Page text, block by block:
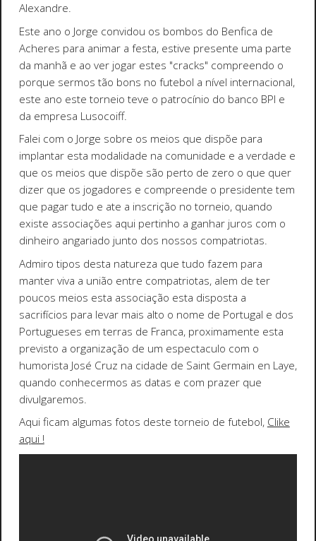
Alexandre.
Este ano o Jorge convidou os bombos do Benfica de
Acheres para animar a festa, estive presente uma parte
da manhã e ao ver jogar estes "cracks" compreendo o
porque sermos tão bons no futebol a nível internacional,
este ano este torneio teve o patrocínio do banco BPI e
da empresa Lusocoiff.
Falei com o Jorge sobre os meios que dispõe para
implantar esta modalidade na comunidade e a verdade e
que os meios que dispõe são perto de zero o que quer
dizer que os jogadores e compreende o presidente tem
que pagar tudo e ate a inscrição no torneio, quando
existe associações aqui pertinho a ganhar juros com o
dinheiro angariado junto dos nossos compatriotas.
Admiro tipos desta natureza que tudo fazem para
manter viva a união entre compatriotas, alem de ter
poucos meios esta associação esta disposta a
sacrifícios para levar mais alto o nome de Portugal e dos
Portugueses em terras de Franca, proximamente esta
previsto a organização de um espectaculo com o
humorista José Cruz na cidade de Saint Germain en Laye,
quando conhecermos as datas e com prazer que
divulgaremos.
Aqui ficam algumas fotos deste torneio de futebol, Clike
aqui !